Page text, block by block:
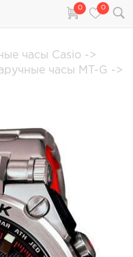
0 0
часы Casio ->
часы MT-G ->